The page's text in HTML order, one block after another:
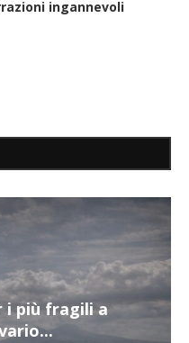
ingannevoli
i più fragili a